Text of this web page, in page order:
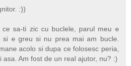
:))
ce sa-ti zic cu buclele, parul meu e
si e greu si nu prea mai am bucle.
acolo si dupa ce folosesc peria,
asa. Am fost de un real ajutor, nu? :)